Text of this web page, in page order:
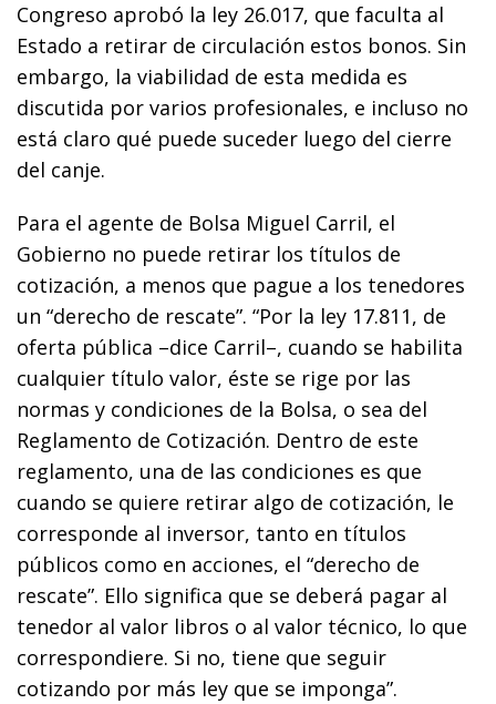
Congreso aprobó la ley 26.017, que faculta al
Estado a retirar de circulación estos bonos. Sin
embargo, la viabilidad de esta medida es
discutida por varios profesionales, e incluso no
está claro qué puede suceder luego del cierre
del canje.
Para el agente de Bolsa Miguel Carril, el
Gobierno no puede retirar los títulos de
cotización, a menos que pague a los tenedores
un “derecho de rescate”. “Por la ley 17.811, de
oferta pública –dice Carril–, cuando se habilita
cualquier título valor, éste se rige por las
normas y condiciones de la Bolsa, o sea del
Reglamento de Cotización. Dentro de este
reglamento, una de las condiciones es que
cuando se quiere retirar algo de cotización, le
corresponde al inversor, tanto en títulos
públicos como en acciones, el “derecho de
rescate”. Ello significa que se deberá pagar al
tenedor al valor libros o al valor técnico, lo que
correspondiere. Si no, tiene que seguir
cotizando por más ley que se imponga”.